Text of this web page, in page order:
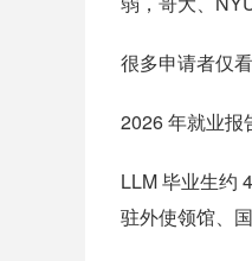
很多申请者仅
2026 年就业报
LLM 毕业生约
驻外使领馆、国